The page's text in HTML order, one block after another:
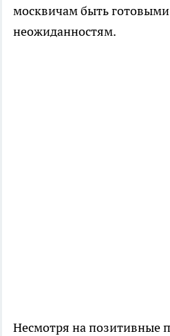
москвичам быть
неожиданностям.
Несмотря на позитивные